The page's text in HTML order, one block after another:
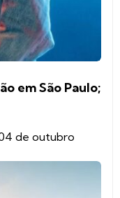
em São Paulo;
de outubro